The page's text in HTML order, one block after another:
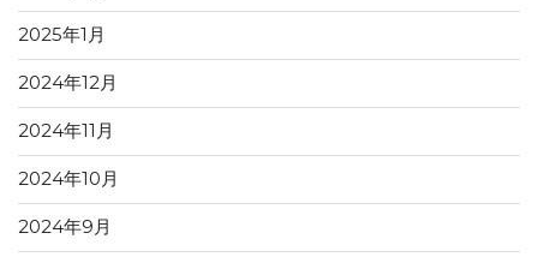
2025年1月
2024年12月
2024年11月
2024年10月
2024年9月